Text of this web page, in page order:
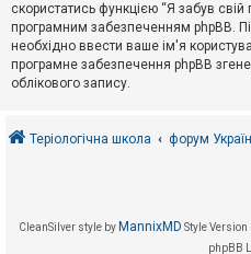
скористатись функцією “Я забув
програмним забезпеченням phpBB.
необхідно ввести ваше ім'я
програмне забезпечення phpBB
облікового запису.
Теріологічна школа форум
CleanSilver style by MannixMD Style Version
phpBB